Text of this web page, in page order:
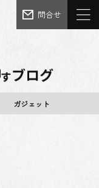
問合せ
ガジェット